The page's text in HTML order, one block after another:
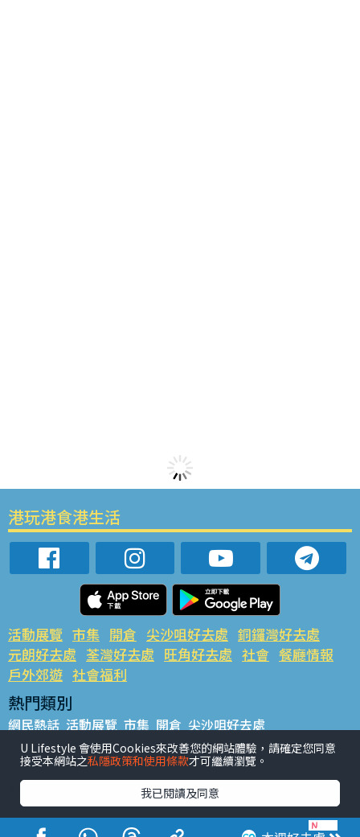
港玩港食港生活
活動展覽 市集 開倉 尖沙咀好去處 銅鑼灣好去處
元朗好去處 荃灣好去處 旺角好去處 社會 餐廳情報
戶外郊遊 社會福利
熱門類別
網民熱話 活動展覽 市集 開倉 尖沙咀好去處
銅鑼灣好去處 元朗好去處 荃灣好去處 旺角好去處 社會
餐廳情報 戶外郊遊
熱門標籤
#UGO搵好去處 #人氣活動推介 #美食社群熱話
#親子玩樂好去處
#ULifestyle應用程式 #限時搶
U Lifestyle 會使用Cookies來改善您的網站體驗，請確定您同意
接受本網站之私隱政策和使用條款才可繼續瀏覽。
我已閱讀及同意